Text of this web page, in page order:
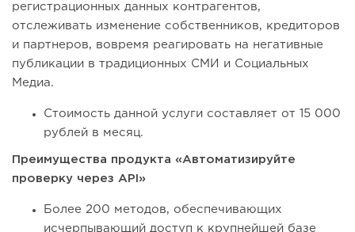
регистрационных данных контрагентов,
отслеживать изменение собственников, кредиторов
и партнеров, вовремя реагировать на негативные
публикации в традиционных СМИ и Социальных
Медиа.
Стоимость данной услуги составляет от 15 000
рублей в месяц.
Преимущества продукта «Автоматизируйте
проверку через API»
Более 200 методов, обеспечивающих
исчерпывающий доступ к крупнейшей базе